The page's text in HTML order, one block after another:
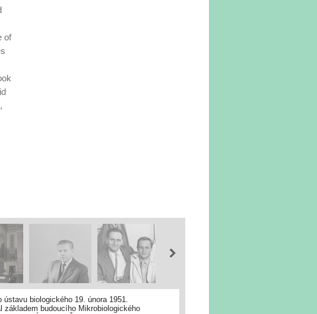
of
biologického 19. února 1951.
budoucího Mikrobiologického